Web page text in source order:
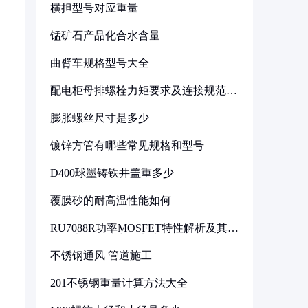
横担型号对应重量
锰矿石产品化合水含量
曲臂车规格型号大全
配电柜母排螺栓力矩要求及连接规范详
膨胀螺丝尺寸是多少
镀锌方管有哪些常见规格和型号
D400球墨铸铁井盖重多少
覆膜砂的耐高温性能如何
RU7088R功率MOSFET特性解析及其在
不锈钢通风 管道施工
201不锈钢重量计算方法大全